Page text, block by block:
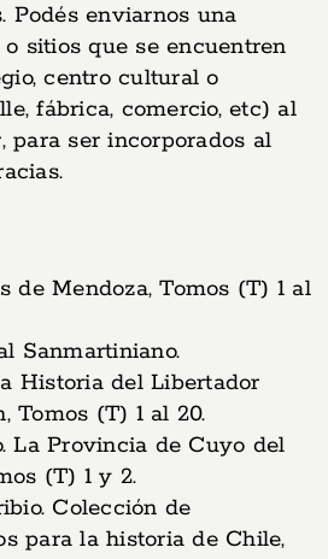
Podés enviarnos una
sitios que se encuentren
centro cultural o
fábrica, comercio, etc) al
, para ser incorporados al
de Mendoza, Tomos (T) 1 al
Sanmartiniano.
Historia del Libertador
Tomos (T) 1 al 20.
La Provincia de Cuyo del
(T) 1 y 2.
Colección de
para la historia de Chile,